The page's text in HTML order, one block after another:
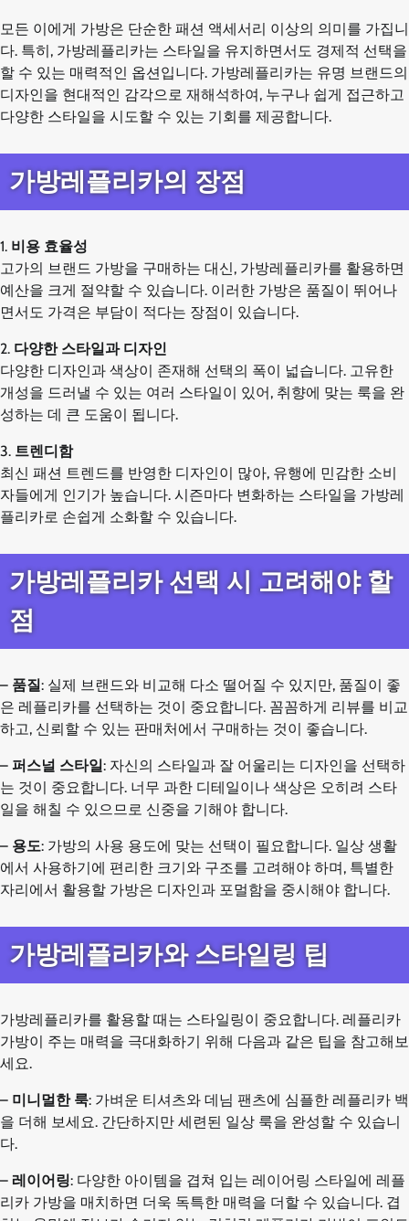
모든 이에게 가방은 단순한 패션 액세서리 이상의 의미를 가집니
다. 특히, 가방레플리카는 스타일을 유지하면서도 경제적 선택을
할 수 있는 매력적인 옵션입니다. 가방레플리카는 유명 브랜드의
디자인을 현대적인 감각으로 재해석하여, 누구나 쉽게 접근하고
다양한 스타일을 시도할 수 있는 기회를 제공합니다.
가방레플리카의 장점
1. 비용 효율성
고가의 브랜드 가방을 구매하는 대신, 가방레플리카를 활용하면
예산을 크게 절약할 수 있습니다. 이러한 가방은 품질이 뛰어나
면서도 가격은 부담이 적다는 장점이 있습니다.
2. 다양한 스타일과 디자인
다양한 디자인과 색상이 존재해 선택의 폭이 넓습니다. 고유한
개성을 드러낼 수 있는 여러 스타일이 있어, 취향에 맞는 룩을 완
성하는 데 큰 도움이 됩니다.
3. 트렌디함
최신 패션 트렌드를 반영한 디자인이 많아, 유행에 민감한 소비
자들에게 인기가 높습니다. 시즌마다 변화하는 스타일을 가방레
플리카로 손쉽게 소화할 수 있습니다.
가방레플리카 선택 시 고려해야 할
점
– 품질: 실제 브랜드와 비교해 다소 떨어질 수 있지만, 품질이 좋
은 레플리카를 선택하는 것이 중요합니다. 꼼꼼하게 리뷰를 비교
하고, 신뢰할 수 있는 판매처에서 구매하는 것이 좋습니다.
– 퍼스널 스타일: 자신의 스타일과 잘 어울리는 디자인을 선택하
는 것이 중요합니다. 너무 과한 디테일이나 색상은 오히려 스타
일을 해칠 수 있으므로 신중을 기해야 합니다.
– 용도: 가방의 사용 용도에 맞는 선택이 필요합니다. 일상 생활
에서 사용하기에 편리한 크기와 구조를 고려해야 하며, 특별한
자리에서 활용할 가방은 디자인과 포멀함을 중시해야 합니다.
가방레플리카와 스타일링 팁
가방레플리카를 활용할 때는 스타일링이 중요합니다. 레플리카
가방이 주는 매력을 극대화하기 위해 다음과 같은 팁을 참고해보
세요.
– 미니멀한 룩: 가벼운 티셔츠와 데님 팬츠에 심플한 레플리카 백
을 더해 보세요. 간단하지만 세련된 일상 룩을 완성할 수 있습니
다.
– 레이어링: 다양한 아이템을 겹쳐 입는 레이어링 스타일에 레플
리카 가방을 매치하면 더욱 독특한 매력을 더할 수 있습니다. 겹